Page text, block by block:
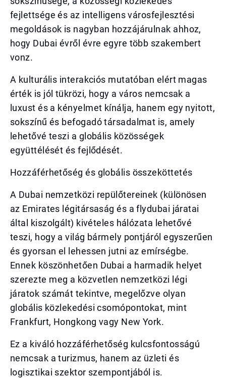
fejlettsége és az intelligens városfejlesztési
megoldások is nagyban hozzájárulnak ahhoz,
hogy Dubai évről évre egyre több szakembert
vonz.
A kulturális interakciós mutatóban elért magas
érték is jól tükrözi, hogy a város nemcsak a
luxust és a kényelmet kínálja, hanem egy nyitott,
sokszínű és befogadó társadalmat is, amely
lehetővé teszi a globális közösségek
együttélését és fejlődését.
Hozzáférhetőség és globális összeköttetés
A Dubai nemzetközi repülőtereinek (különösen
az Emirates légitársaság és a flydubai járatai
által kiszolgált) kivételes hálózata lehetővé
teszi, hogy a világ bármely pontjáról egyszerűen
és gyorsan el lehessen jutni az emírségbe.
Ennek köszönhetően Dubai a harmadik helyet
szerezte meg a közvetlen nemzetközi légi
járatok számát tekintve, megelőzve olyan
globális közlekedési csomópontokat, mint
Frankfurt, Hongkong vagy New York.
Ez a kiváló hozzáférhetőség kulcsfontosságú
nemcsak a turizmus, hanem az üzleti és
logisztikai szektor szempontjából is.